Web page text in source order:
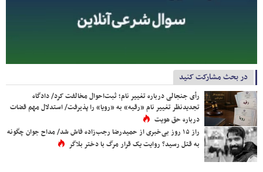
در بحث مشارکت کنید
رأی جنجالی درباره تغییر نام؛ ثبت‌احوال مخالفت کرد/ دادگاه
تجدیدنظر تغییر نام «رقیه» به «رویا» را پذیرفت/ استدلال مهم قضات
درباره حق هویت
راز ۱۵ روز بی‌خبری از حمیدرضا رجب‌زاده فاش شد/ مداح جوان چگونه
به قتل رسید؟ روایت یک قرار مرگ با دختر بلاگر